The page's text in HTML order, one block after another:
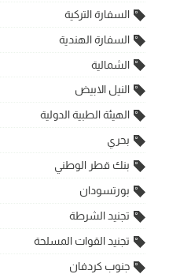
السفارة التركية
السفارة الهندية
الشمالية
النيل الابيض
الهيئة الطبية الدولية
بحري
بنك قطر الوطني
بورتسودان
تجنيد الشرطة
تجنيد القوات المسلحة
جنوب كردفان